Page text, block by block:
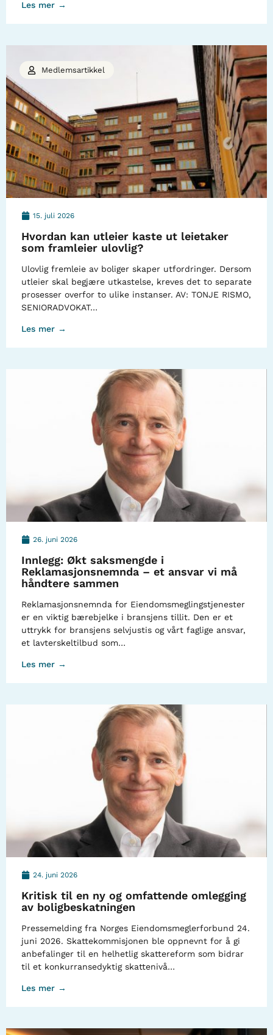
Les mer →
15. juli 2026
Hvordan kan utleier kaste ut leietaker
som framleier ulovlig?
Ulovlig fremleie av boliger skaper utfordringer. Dersom
utleier skal begjære utkastelse, kreves det to separate
prosesser overfor to ulike instanser. AV: TONJE RISMO,
SENIORADVOKAT…
Les mer →
Medlemsartikkel
26. juni 2026
Innlegg: Økt saksmengde i
Reklamasjonsnemnda – et ansvar vi må
håndtere sammen
Reklamasjonsnemnda for Eiendomsmeglingstjenester
er en viktig bærebjelke i bransjens tillit. Den er et
uttrykk for bransjens selvjustis og vårt faglige ansvar,
et lavterskeltilbud som…
Les mer →
24. juni 2026
Kritisk til en ny og omfattende omlegging
av boligbeskatningen
Pressemelding fra Norges Eiendomsmeglerforbund 24.
juni 2026. Skattekommisjonen ble oppnevnt for å gi
anbefalinger til en helhetlig skattereform som bidrar
til et konkurransedyktig skattenivå…
Les mer →